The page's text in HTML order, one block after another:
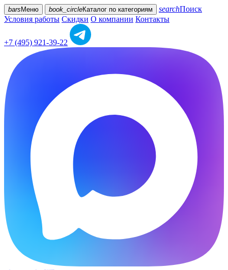
bars Меню book_circleКаталог по категориям searchПоиск
Условия работы Скидки О компании Контакты
+7 (495) 921-39-22